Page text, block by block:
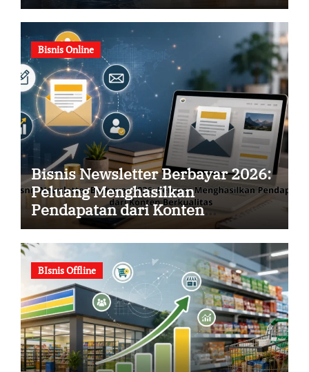
Bisnis Online
Bisnis Newsletter Berbayar 2026:
Peluang Menghasilkan
Pendapatan dari Konten
Berkualitas
BIsnis Offline